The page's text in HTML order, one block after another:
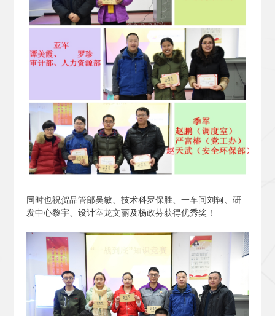
同时也祝贺品管部吴敏、技术科罗保胜、一车间刘轲、研
发中心黎宇、设计室龙文丽及杨政芬获得优秀奖！